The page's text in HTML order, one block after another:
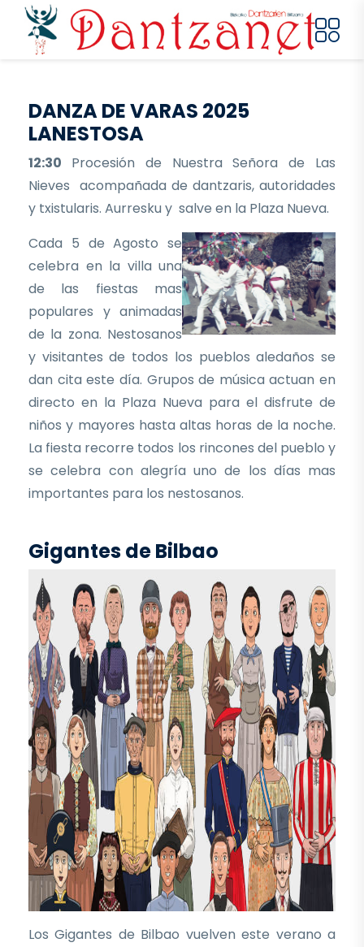
Pasar al contenido principal
DANZA DE VARAS 2025
LANESTOSA
12:30 Procesión de Nuestra Señora de Las
Nieves acompañada de dantzaris, autoridades
y txistularis. Aurresku y salve en la Plaza Nueva.
Cada 5 de Agosto se
celebra en la villa una
de las fiestas mas
populares y animadas
de la zona. Nestosanos
y visitantes de todos los pueblos aledaños se
dan cita este día. Grupos de música actuan en
directo en la Plaza Nueva para el disfrute de
niños y mayores hasta altas horas de la noche.
La fiesta recorre todos los rincones del pueblo y
se celebra con alegría uno de los días mas
importantes para los nestosanos.
Gigantes de Bilbao
Los Gigantes de Bilbao vuelven este verano a